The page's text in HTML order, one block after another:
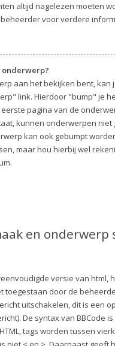
altijd nagelezen moeten
voor verdere
onderwerp?
aan het bekijken bent, kan
link. Hierdoor "bump" je
pagina van de
kunnen onderwerpen niet
kan ook gebumpt
maar hou hierbij wel
en onderwerp
versie van html,
toegestaan door de
uitschakelen, dit is een
De syntax van BBCode
tags worden tussen